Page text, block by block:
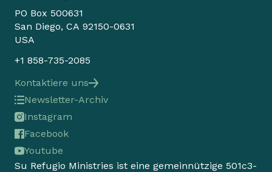
PO Box 500631
San Diego, CA 92150-0631
USA
+1 858-735-2085
Kontaktiere uns
Su Refugio Ministries ist eine gemeinnützige 501c3-
Newsletter-Archiv
Instagram
Facebook
Youtube